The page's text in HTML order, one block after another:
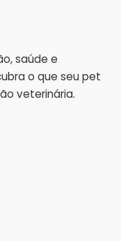
saúde e
o que seu pet
veterinária.